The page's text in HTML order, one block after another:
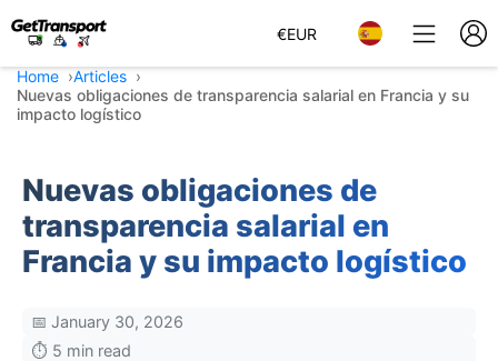
€EUR
Home
Articles
Nuevas obligaciones de transparencia salarial en Francia y su
impacto logístico
Nuevas obligaciones de
transparencia salarial en
Francia y su impacto logístico
📅 January 30, 2026
⏱️ 5 min read